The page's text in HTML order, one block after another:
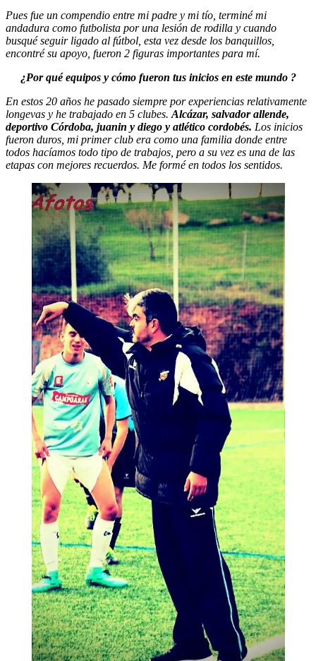
Pues fue un compendio entre mi padre y mi tío, terminé mi
andadura como futbolista por una lesión de rodilla y cuando
busqué seguir ligado al fútbol, esta vez desde los banquillos,
encontré su apoyo, fueron 2 figuras importantes para mí.
¿Por qué equipos y cómo fueron tus inicios en este mundo ?
En estos 20 años he pasado siempre por experiencias relativamente
longevas y he trabajado en 5 clubes. Alcázar, salvador allende,
deportivo Córdoba, juanin y diego y atlético cordobés. Los inicios
fueron duros, mi primer club era como una familia donde entre
todos hacíamos todo tipo de trabajos, pero a su vez es una de las
etapas con mejores recuerdos. Me formé en todos los sentidos.